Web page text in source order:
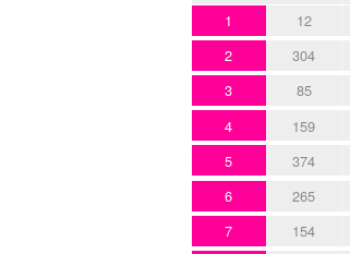
1 12
2 304
3 85
4 159
5 374
6 265
7 154